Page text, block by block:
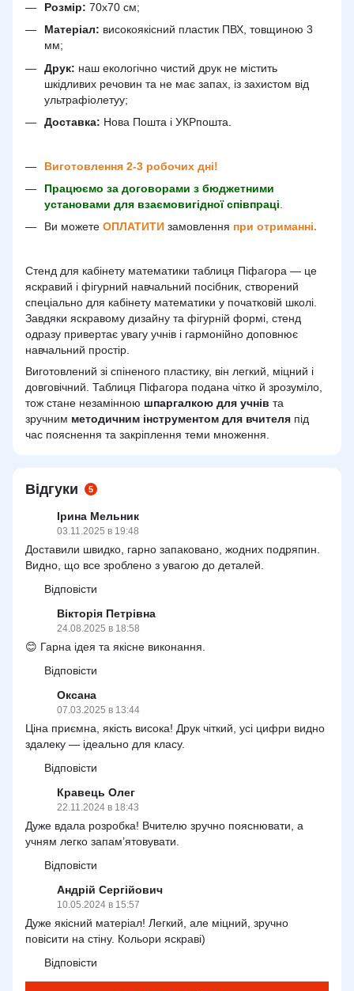
Розмір: 70х70 см;
Матеріал: високоякісний пластик ПВХ, товщиною 3
мм;
Друк: наш екологічно чистий друк не містить
шкідливих речовин та не має запах, із захистом від
ультрафіолетуу;
Доставка: Нова Пошта і УКРпошта.
Виготовлення 2-3 робочих дні!
Працюємо за договорами з бюджетними
установами для взаємовигідної співпраці
Ви можете ОПЛАТИТИ замовлення при отриманні.
Стенд для кабінету математики таблиця Піфагора — це
яскравий і фігурний навчальний посібник, створений
спеціально для кабінету математики у початковій школі.
Завдяки яскравому дизайну та фігурній формі, стенд
одразу привертає увагу учнів і гармонійно доповнює
навчальний простір.
Виготовлений зі спіненого пластику, він легкий, міцний і
довговічний. Таблиця Піфагора подана чітко й зрозуміло,
тож стане незамінною шпаргалкою для учнів та
зручним методичним інструментом для вчителя під
час пояснення та закріплення теми множення.
Відгуки 5
Ірина Мельник
03.11.2025 в 19:48
Доставили швидко, гарно запаковано, жодних подряпин.
Видно, що все зроблено з увагою до деталей.
Відповісти
Вікторія Петрівна
24.08.2025 в 18:58
😊 Гарна ідея та якісне виконання.
Відповісти
Оксана
07.03.2025 в 13:44
Ціна приємна, якість висока! Друк чіткий, усі цифри видно
здалеку — ідеально для класу.
Відповісти
Кравець Олег
22.11.2024 в 18:43
Дуже вдала розробка! Вчителю зручно пояснювати, а
учням легко запам’ятовувати.
Відповісти
Андрій Сергійович
10.05.2024 в 15:57
Дуже якісний матеріал! Легкий, але міцний, зручно
повісити на стіну. Кольори яскраві)
Відповісти